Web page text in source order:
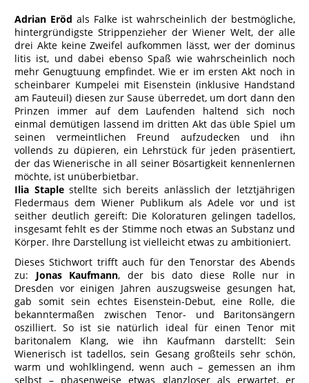
Adrian Eröd als Falke ist wahrscheinlich der bestmögliche,
hintergründigste Strippenzieher der Wiener Welt, der alle
drei Akte keine Zweifel aufkommen lässt, wer der dominus
litis ist, und dabei ebenso Spaß wie wahrscheinlich noch
mehr Genugtuung empfindet. Wie er im ersten Akt noch in
scheinbarer Kumpelei mit Eisenstein (inklusive Handstand
am Fauteuil) diesen zur Sause überredet, um dort dann den
Prinzen immer auf dem Laufenden haltend sich noch
einmal demütigen lassend im dritten Akt das üble Spiel um
seinen vermeintlichen Freund aufzudecken und ihn
vollends zu düpieren, ein Lehrstück für jeden präsentiert,
der das Wienerische in all seiner Bösartigkeit kennenlernen
möchte, ist unüberbietbar.
Ilia Staplestellte sich bereits anlässlich der letztjährigen
Fledermaus dem Wiener Publikum als Adele vor und ist
seither deutlich gereift: Die Koloraturen gelingen tadellos,
insgesamt fehlt es der Stimme noch etwas an Substanz und
Körper. Ihre Darstellung ist vielleicht etwas zu ambitioniert.
Dieses Stichwort trifft auch für den Tenorstar des Abends
zu: Jonas Kaufmann, der bis dato diese Rolle nur in
Dresden vor einigen Jahren auszugsweise gesungen hat,
gab somit sein echtes Eisenstein-Debut, eine Rolle, die
bekanntermaßen zwischen Tenor- und Baritonsängern
oszilliert. So ist sie natürlich ideal für einen Tenor mit
baritonalem Klang, wie ihn Kaufmann darstellt: Sein
Wienerisch ist tadellos, sein Gesang großteils sehr schön,
warm und wohlklingend, wenn auch – gemessen an ihm
selbst – phasenweise etwas glanzloser als erwartet, er